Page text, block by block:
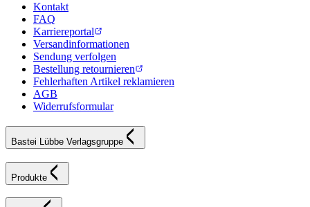
Kontakt
FAQ
Karriereportal
Versandinformationen
Sendung verfolgen
Bestellung retournieren
Fehlerhaften Artikel reklamieren
AGB
Widerrufsformular
Bastei Lübbe Verlagsgruppe
Produkte